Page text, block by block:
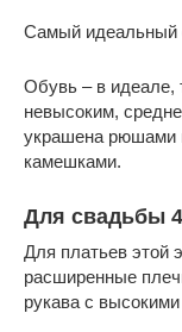
Самый идеальный
Обувь – в идеале,
невысоким,
украшена рюшами
камешками.
Для свадьбы
Для платьев этой
расширенные
рукава с